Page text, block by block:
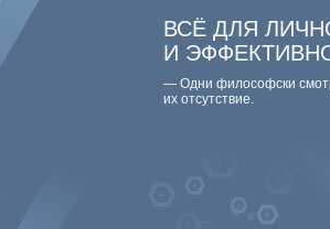
ВСЁ ДЛЯ
И
— Одни философски
их отсутствие.